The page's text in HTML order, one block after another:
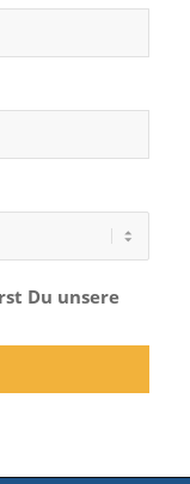
Du unsere